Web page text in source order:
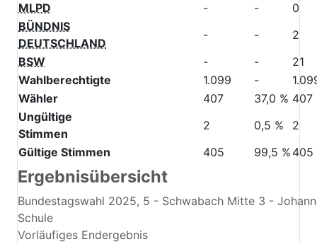
Ergebnisübersicht
Bundestagswahl 2025, 5 - Schwabach Mitte 3 -
Schule
Vorläufiges Endergebnis
MLPD
- -
0
BÜNDNIS
DEUTSCHLAND
- -
2
BSW
- -
21
Wahlberechtigte
1.099 -
Wähler
407 37,0 % 407
Ungültige
Stimmen
2 0,5 %
2
Gültige Stimmen
405 99,5 % 405